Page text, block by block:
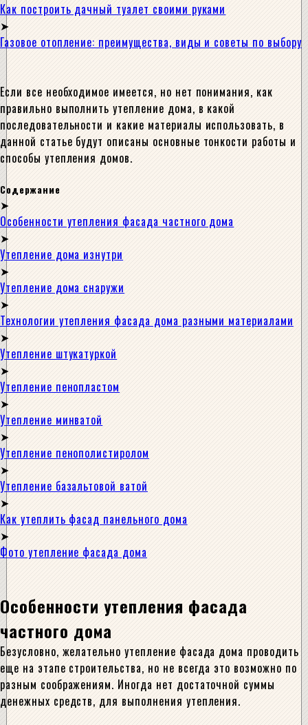
Как построить дачный туалет своими руками
Газовое отопление: преимущества, виды и советы по выбору
Если все необходимое имеется, но нет понимания, как
правильно выполнить утепление дома, в какой
последовательности и какие материалы использовать, в
данной статье будут описаны основные тонкости работы и
способы утепления домов.
Содержание
Особенности утепления фасада частного дома
Утепление дома изнутри
Утепление дома снаружи
Технологии утепления фасада дома разными материалами
Утепление штукатуркой
Утепление пенопластом
Утепление минватой
Утепление пенополистиролом
Утепление базальтовой ватой
Как утеплить фасад панельного дома
Фото утепление фасада дома
Особенности утепления фасада
частного дома
Безусловно, желательно утепление фасада дома проводить
еще на этапе строительства, но не всегда это возможно по
разным соображениям. Иногда нет достаточной суммы
денежных средств, для выполнения утепления.